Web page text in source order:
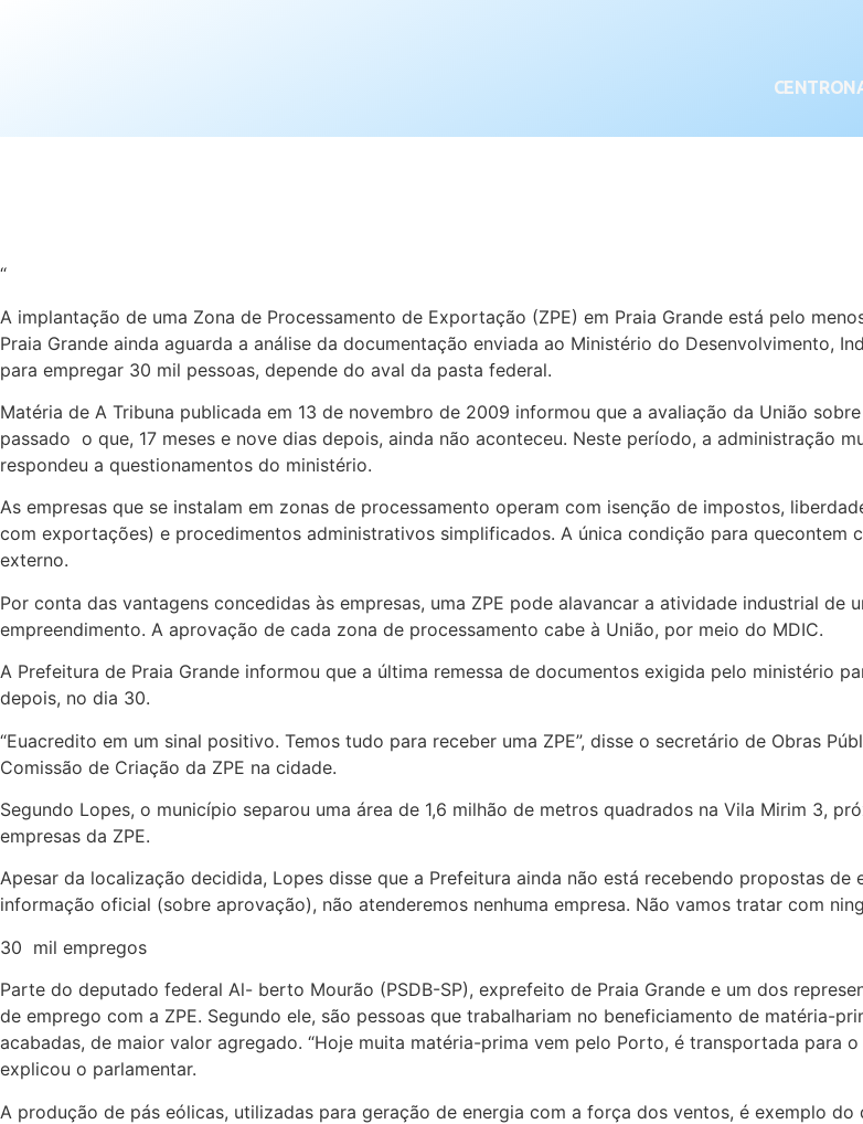
“
A implantação de uma Zona de Processamento de Exportação (ZPE) em Praia Grande está pelo
Praia Grande ainda aguarda a análise da documentação enviada ao Ministério do Desenvolvimento,
para empregar 30 mil pessoas, depende do aval da pasta federal.
Matéria de A Tribuna publicada em 13 de novembro de 2009 informou que a avaliação da União
passado ­ o que, 17 meses e nove dias depois, ainda não aconteceu. Neste período, a administração
respondeu a questionamentos do ministério.
As empresas que se instalam em zonas de processamento operam com isenção de impostos,
com exportações) e procedimentos administrativos simplificados. A única condição para quecontem
externo.
Por conta das vantagens concedidas às empresas, uma ZPE pode alavancar a atividade industrial
empreendimento. A aprovação de cada zona de processamento cabe à União, por meio do MDIC.
A Prefeitura de Praia Grande informou que a última remessa de documentos exigida pelo ministério
depois, no dia 30.
“Euacredito em um sinal positivo. Temos tudo para receber uma ZPE”, disse o secretário de Obras
Comissão de Criação da ZPE na cidade.
Segundo Lopes, o município separou uma área de 1,6 milhão de metros quadrados na Vila Mirim 3,
empresas da ZPE.
Apesar da localização decidida, Lopes disse que a Prefeitura ainda não está recebendo propostas
informação oficial (sobre aprovação), não atenderemos nenhuma empresa. Não vamos tratar com
30 mil empregos
Parte do deputado federal Al- berto Mourão (PSDB-SP), exprefeito de Praia Grande e um dos
de emprego com a ZPE. Segundo ele, são pessoas que trabalhariam no beneficiamento de matéria-
acabadas, de maior valor agregado. “Hoje muita matéria-prima vem pelo Porto, é transportada para
explicou o parlamentar.
A produção de pás eólicas, utilizadas para geração de energia com a força dos ventos, é exemplo